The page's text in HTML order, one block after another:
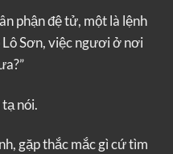
phận đệ tử, một là lệnh
Sơn, việc ngươi ở nơi
nói.
gặp thắc mắc gì cứ tìm